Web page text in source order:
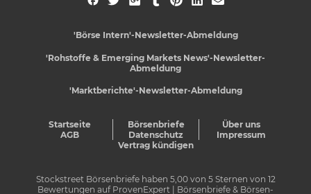
'Börse Intern'-Newsletter-Abmeldung
'Rohstoffe & Emerging Markets News'-Newsletter-
Abmeldung
'Marktberichte'-Newsletter-Abmeldung
Startseite Börsenbriefe
Über uns
AGB
Datenschutz
Impressum
Vertrag kündigen
Stockstreet Börsenbriefe haben 5,00von 5Sternen von 12
Bewertungen auf ProvenExpert | Börsenbriefe & Börsen-